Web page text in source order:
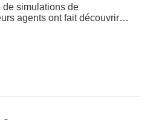
de simulations de
agents ont fait découvrir…